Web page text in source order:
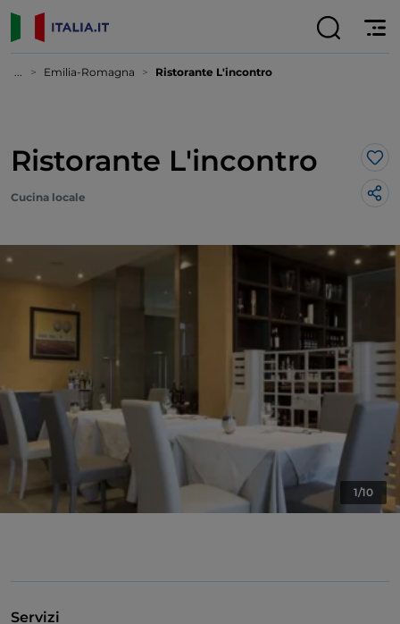
... Emilia-Romagna Ristorante L'incontro
Ristorante L'incontro
Cucina locale
1/10
Servizi